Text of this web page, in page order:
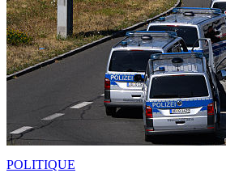
POLITIQUE